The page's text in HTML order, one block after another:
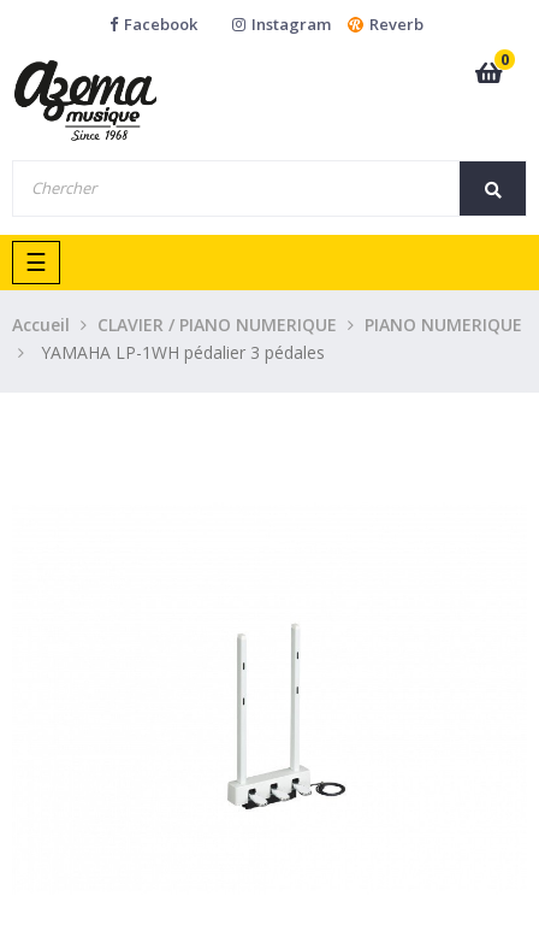
Facebook Instagram
Reverb
0
Basculer
la
navigation
☰
Accueil CLAVIER / PIANO NUMERIQUE
PIANO NUMERIQUE
YAMAHA LP-1WH pédalier 3 pédales